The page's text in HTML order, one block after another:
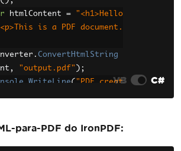
htmlContent =
"<h1>Hello
is a PDF document.
converter
. ConvertHtmlString
, "output.pdf" );
WriteLine( "PDF creat
VB C#
para-PDF do IronPDF: